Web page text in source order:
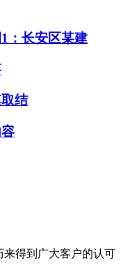
：长安区某建
结
得到广大客户的认可